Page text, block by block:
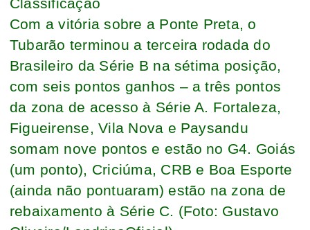
Classificação
Com a vitória sobre a Ponte Preta, o
Tubarão terminou a terceira rodada do
Brasileiro da Série B na sétima posição,
com seis pontos ganhos – a três pontos
da zona de acesso à Série A. Fortaleza,
Figueirense, Vila Nova e Paysandu
somam nove pontos e estão no G4. Goiás
(um ponto), Criciúma, CRB e Boa Esporte
(ainda não pontuaram) estão na zona de
rebaixamento à Série C. (Foto: Gustavo